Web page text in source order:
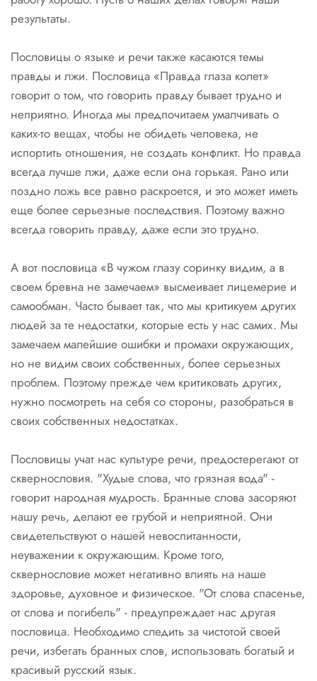
результаты.
Пословицы о языке и речи также касаются темы
правды и лжи. Пословица «Правда глаза колет»
говорит о том, что говорить правду бывает трудно и
неприятно. Иногда мы предпочитаем умалчивать о
каких-то вещах, чтобы не обидеть человека, не
испортить отношения, не создать конфликт. Но правда
всегда лучше лжи, даже если она горькая. Рано или
поздно ложь все равно раскроется, и это может иметь
еще более серьезные последствия. Поэтому важно
всегда говорить правду, даже если это трудно.
А вот пословица «В чужом глазу соринку видим, а в
своем бревна не замечаем» высмеивает лицемерие и
самообман. Часто бывает так, что мы критикуем других
людей за те недостатки, которые есть у нас самих. Мы
замечаем малейшие ошибки и промахи окружающих,
но не видим своих собственных, более серьезных
проблем. Поэтому прежде чем критиковать других,
нужно посмотреть на себя со стороны, разобраться в
своих собственных недостатках.
Пословицы учат нас культуре речи, предостерегают от
сквернословия. "Худые слова, что грязная вода" -
говорит народная мудрость. Бранные слова засоряют
нашу речь, делают ее грубой и неприятной. Они
свидетельствуют о нашей невоспитанности,
неуважении к окружающим. Кроме того,
сквернословие может негативно влиять на наше
здоровье, духовное и физическое. "От слова спасенье,
от слова и погибель" - предупреждает нас другая
пословица. Необходимо следить за чистотой своей
речи, избегать бранных слов, использовать богатый и
красивый русский язык.